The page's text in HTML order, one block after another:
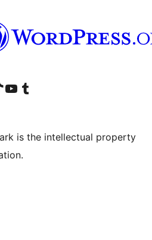
લોઅમારી YouTube ચેનલની મુલાકાત લો અમારા Tumblr એકાઉન્ટની મુલાકાત લો
is the intellectual property